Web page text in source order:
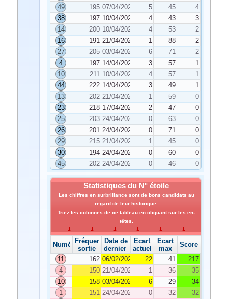
49
195 07/04/2026 5 45
4
38
197 10/04/2026 4 43
3
14
200 10/04/2026 4 53
2
16
191 21/04/2026 1 88
2
27
205 03/04/2026 6 71
2
4
197 14/04/2026 3 57
1
10
211 10/04/2026 4 57
1
44
222 14/04/2026 3 49
1
13
202 21/04/2026 1 59
0
23
218 17/04/2026 2 47
0
25
203 24/04/2026 0 63
0
26
201 24/04/2026 0 71
0
29
215 21/04/2026 1 45
0
30
194 24/04/2026 0 60
0
45
202 24/04/2026 0 46 0
Statistiques du N° étoile
Les chiffres en surbrillance sont de bons candidats au
regard de leur historique.
Triez les colonnes de ce tableau en cliquant sur les en-
têtes.
NuméroFréquence de
sortie
Date de
dernier tirage
Écart
actuel
Écart
max
Score
11
162 06/02/2026 22 41
217
4
150 21/04/2026 1 36
35
10
158 03/04/2026 6 29
34
1
151 24/04/2026 0 32
32